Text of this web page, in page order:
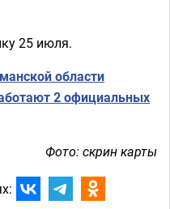
25 июля.
области
2 официальных
Фото: скрин карты